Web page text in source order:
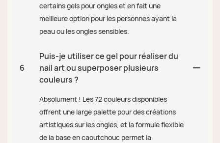
certains gels pour ongles et en fait une
meilleure option pour les personnes ayant la
peau ou les ongles sensibles.
6
Puis-je utiliser ce gel pour réaliser du
nail art ou superposer plusieurs
couleurs ?
Absolument ! Les 72 couleurs disponibles
offrent une large palette pour des créations
artistiques sur les ongles, et la formule flexible
de la base en caoutchouc permet la